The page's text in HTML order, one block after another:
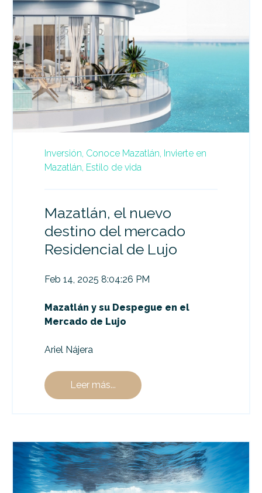
Inversión, Conoce Mazatlán, Invierte en
Mazatlán, Estilo de vida
Mazatlán, el nuevo
destino del mercado
Residencial de Lujo
Feb 14, 2025 8:04:26 PM
Mazatlán y su Despegue en el
Mercado de Lujo
Ariel Nájera
Leer más...